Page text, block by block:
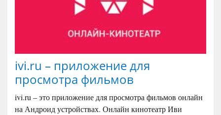
ivi.ru – приложение для
просмотра фильмов
ivi.ru – это приложение для просмотра фильмов онлайн
на Андроид устройствах. Онлайн кинотеатр Иви